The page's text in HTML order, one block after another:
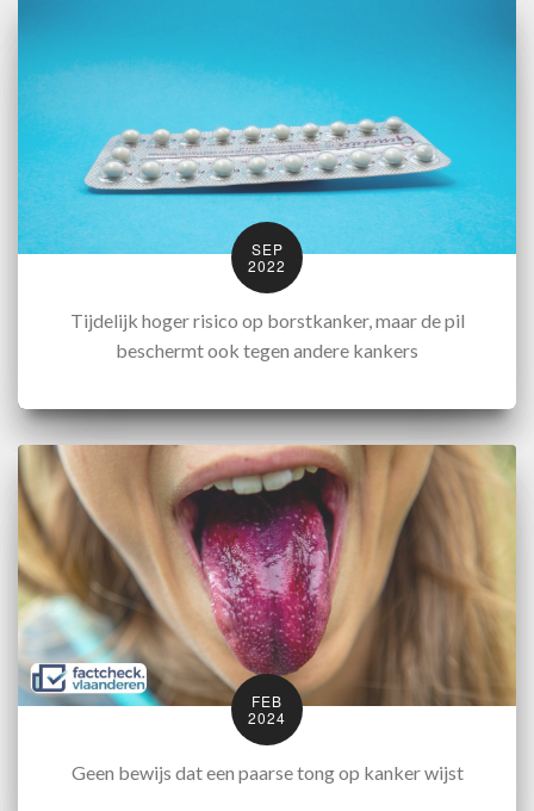
SEP
2022
Tijdelijk hoger risico op borstkanker, maar de pil
beschermt ook tegen andere kankers
FEB
2024
Geen bewijs dat een paarse tong op kanker wijst